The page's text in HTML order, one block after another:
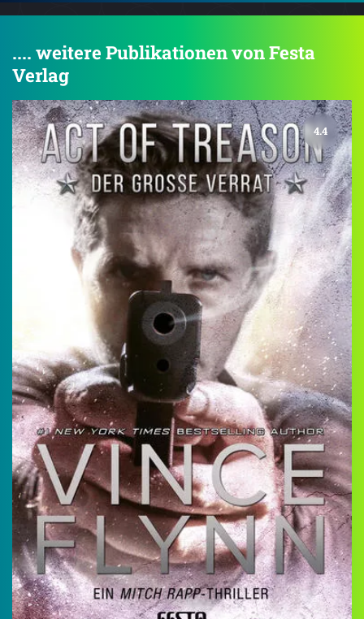
.... weitere Publikationen von Festa
Verlag
4.4